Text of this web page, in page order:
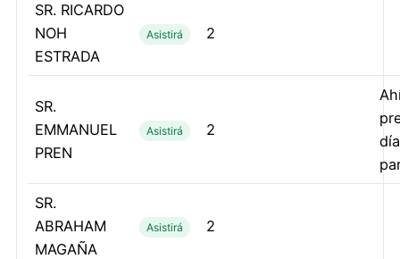
SR. RICARDO
NOH
ESTRADA
Asistirá 2
SR.
EMMANUEL
PREN
Asistirá 2
SR.
ABRAHAM
MAGAÑA
Asistirá 2